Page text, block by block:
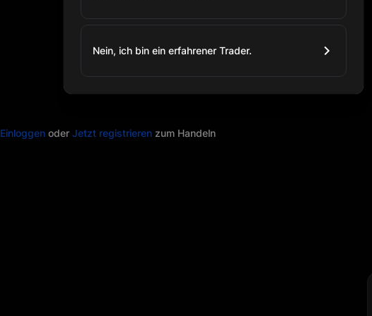
Einloggen oder Jetzt registrieren zum Handeln
Nein, ich bin ein erfahrener Trader.